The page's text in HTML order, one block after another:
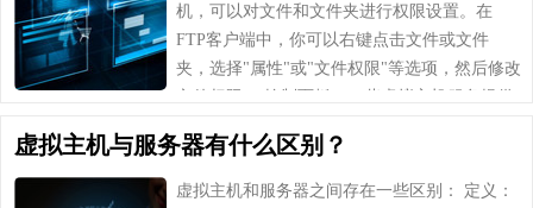
机，可以对文件和文件夹进行权限设置。在
FTP客户端中，你可以右键点击文件或文件
夹，选择"属性"或"文件权限"等选项，然后修改
文件权限。 控制面板：一些虚拟主机服务提供
虚拟主机与服务器有什么区别？
虚拟主机和服务器之间存在一些区别： 定义：